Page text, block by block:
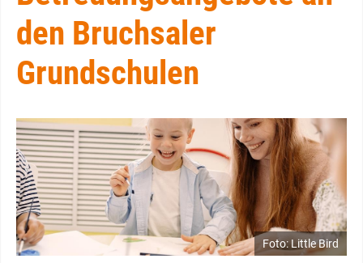
den Bruchsaler
Grundschulen
Foto: Little Bird